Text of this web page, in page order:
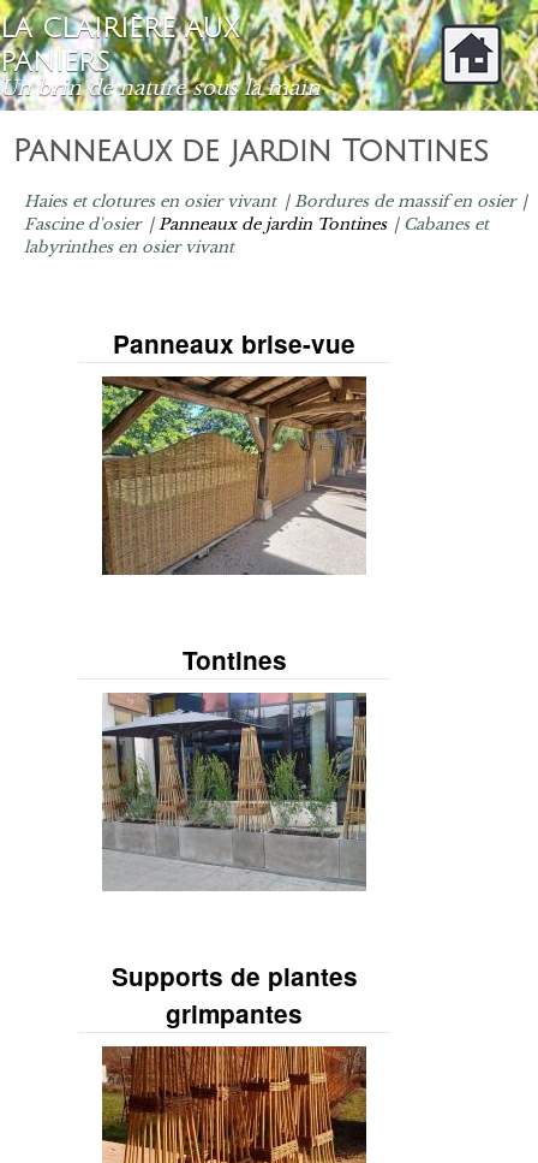
Aller au contenu
principal
LA CLAIRIÈRE AUX
PANIERS
Un brin de nature sous la main
Panneaux de jardin Tontines
Haies et clotures en osier vivant
Bordures de massif en osier
Fascine d'osier
Panneaux de jardin Tontines
Cabanes et
labyrinthes en osier vivant
Panneaux brise-vue
Tontines
Supports de plantes
grimpantes